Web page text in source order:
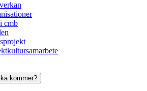
cmb
kommer?